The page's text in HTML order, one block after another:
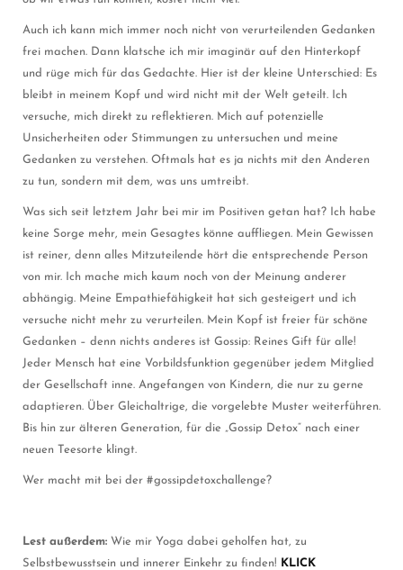
Auch ich kann mich immer noch nicht von verurteilenden Gedanken
frei machen. Dann klatsche ich mir imaginär auf den Hinterkopf
und rüge mich für das Gedachte. Hier ist der kleine Unterschied: Es
bleibt in meinem Kopf und wird nicht mit der Welt geteilt. Ich
versuche, mich direkt zu reflektieren. Mich auf potenzielle
Unsicherheiten oder Stimmungen zu untersuchen und meine
Gedanken zu verstehen. Oftmals hat es ja nichts mit den Anderen
zu tun, sondern mit dem, was uns umtreibt.
Was sich seit letztem Jahr bei mir im Positiven getan hat? Ich habe
keine Sorge mehr, mein Gesagtes könne auffliegen. Mein Gewissen
ist reiner, denn alles Mitzuteilende hört die entsprechende Person
von mir. Ich mache mich kaum noch von der Meinung anderer
abhängig. Meine Empathiefähigkeit hat sich gesteigert und ich
versuche nicht mehr zu verurteilen. Mein Kopf ist freier für schöne
Gedanken – denn nichts anderes ist Gossip: Reines Gift für alle!
Jeder Mensch hat eine Vorbildsfunktion gegenüber jedem Mitglied
der Gesellschaft inne. Angefangen von Kindern, die nur zu gerne
adaptieren. Über Gleichaltrige, die vorgelebte Muster weiterführen.
Bis hin zur älteren Generation, für die „Gossip Detox“ nach einer
neuen Teesorte klingt.
Wer macht mit bei der #gossipdetoxchallenge?
Lest außerdem: Wie mir Yoga dabei geholfen hat, zu
Selbstbewusstsein und innerer Einkehr zu finden!
KLICK